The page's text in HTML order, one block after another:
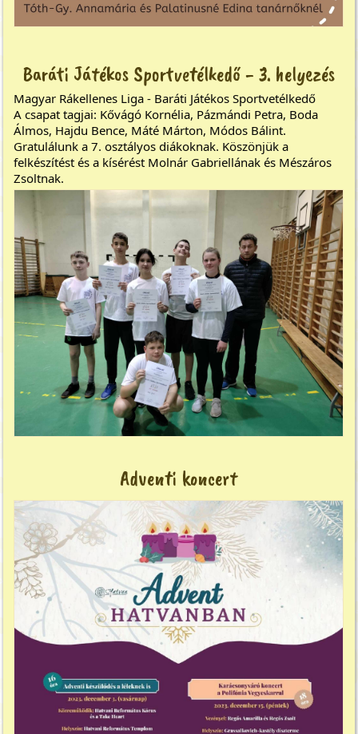
Baráti Játékos Sportvetélkedő - 3. helyezés
Magyar Rákellenes Liga - Baráti Játékos Sportvetélkedő
A csapat tagjai: Kővágó Kornélia, Pázmándi Petra, Boda
Álmos, Hajdu Bence, Máté Márton, Módos Bálint.
Gratulálunk a 7. osztályos diákoknak. Köszönjük a
felkészítést és a kísérést Molnár Gabriellának és Mészáros
Zsoltnak.
Adventi koncert